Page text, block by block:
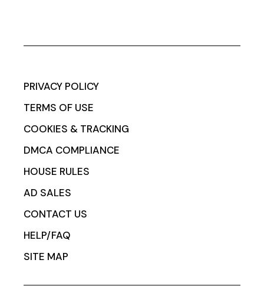
PRIVACY POLICY
TERMS OF USE
COOKIES & TRACKING
DMCA COMPLIANCE
HOUSE RULES
AD SALES
CONTACT US
HELP/FAQ
SITE MAP